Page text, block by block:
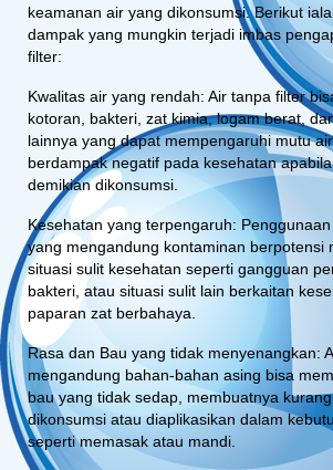
keamanan air yang dikonsumsi. Berikut
dampak yang mungkin terjadi imbas
filter:
Kwalitas air yang rendah: Air tanpa filter
kotoran, bakteri, zat kimia, logam berat,
lainnya yang dapat mempengaruhi mutu
berdampak negatif pada kesehatan
demikian dikonsumsi.
Kesehatan yang terpengaruh:
yang mengandung kontaminan berpotensi
situasi sulit kesehatan seperti gangguan
bakteri, atau situasi sulit lain berkaitan
paparan zat berbahaya.
Rasa dan Bau yang tidak menyenangkan:
mengandung bahan-bahan asing bisa
bau yang tidak sedap, membuatnya
dikonsumsi atau diaplikasikan dalam
seperti memasak atau mandi.